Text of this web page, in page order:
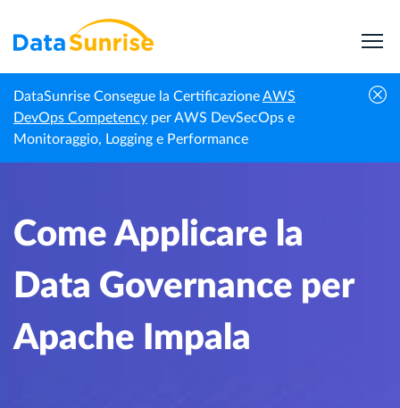
DataSunrise Consegue la CertificazioneAWS
DevOps Competency per AWS DevSecOps e
Monitoraggio, Logging e Performance
Homepage
Centro di
Conoscenza
Come Applicare la Data Governance per
Apache Impala
Come Applicare la
Data Governance per
Apache Impala